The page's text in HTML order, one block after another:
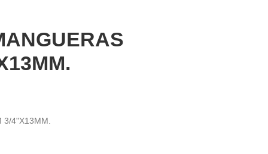
3/4"X13MM.